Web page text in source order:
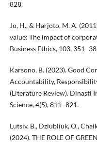
828.
Jo, H., & Harjoto, M. A.
value: The impact of
Business Ethics, 103,
Karsono, B. (2023). Good
Accountability,
(Literature Review). Dinasti
Science, 4(5), 811–821.
Lutsiv, B., Dziubliuk, O.,
(2024). THE ROLE OF